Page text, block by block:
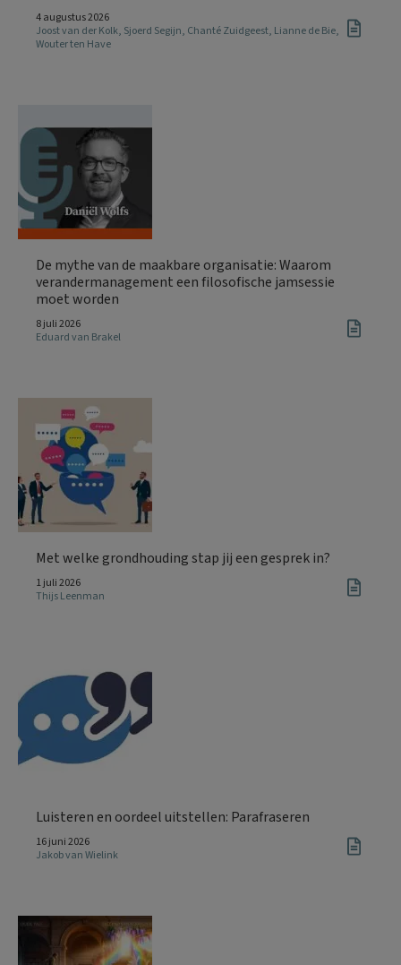
4 augustus 2026
Joost van der Kolk, Sjoerd Segijn, Chanté Zuidgeest, Lianne de Bie,
Wouter ten Have
De mythe van de maakbare organisatie: Waarom
verandermanagement een filosofische jamsessie
moet worden
8 juli 2026
Eduard van Brakel
Met welke grondhouding stap jij een gesprek in?
1 juli 2026
Thijs Leenman
Luisteren en oordeel uitstellen: Parafraseren
16 juni 2026
Jakob van Wielink